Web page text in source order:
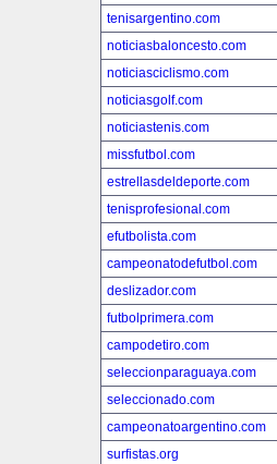
tenisargentino.com
noticiasbaloncesto.com
noticiasciclismo.com
noticiasgolf.com
noticiastenis.com
missfutbol.com
estrellasdeldeporte.com
tenisprofesional.com
efutbolista.com
campeonatodefutbol.com
deslizador.com
futbolprimera.com
campodetiro.com
seleccionparaguaya.com
seleccionado.com
campeonatoargentino.com
surfistas.org